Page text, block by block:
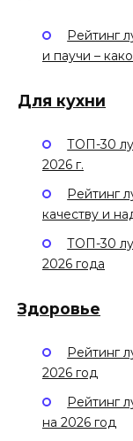
Рейтинг
и паучи –
Для кухни
ТОП-30
2026 г.
Рейтинг
качеству и
ТОП-30
2026 года
Здоровье
Рейтинг
2026 год
Рейтинг
на 2026 год